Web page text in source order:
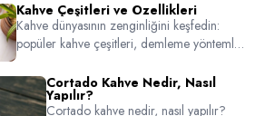
sırasında nelere dikkat edilmeli gibi tüm
püf noktalarını bu rehberde keşfedin.
Kahve Çeşitleri ve Özellikleri
Kahve dünyasının zenginliğini keşfedin:
popüler kahve çeşitleri, demleme yöntemleri
içerikte. Arzum kahve makineleriyle evde
barista kalitesinde kahveler hazırlamanın
Cortado Kahve Nedir, Nasıl
Yapılır?
Cortado kahve nedir, nasıl yapılır?